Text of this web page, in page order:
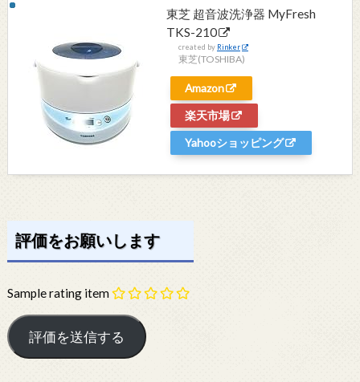
東芝 超音波洗浄器 MyFresh
TKS-210
created by Rinker
東芝(TOSHIBA)
Amazon
楽天市場
Yahooショッピング
評価をお願いします
Sample rating item